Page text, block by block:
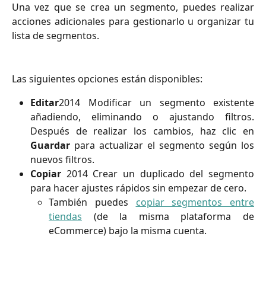
Una vez que se crea un segmento, puedes realizar
acciones adicionales para gestionarlo u organizar tu
lista de segmentos.
Las siguientes opciones están disponibles:
Editar2014
Modificar un segmento existente
añadiendo, eliminando o ajustando filtros.
Después de realizar los cambios, haz clic en
Guardar para actualizar el segmento según los
nuevos filtros.
Copiar 2014 Crear un duplicado del segmento
para hacer ajustes rápidos sin empezar de cero.
También puedes copiar segmentos entre
tiendas (de la misma plataforma de
eCommerce) bajo la misma cuenta.